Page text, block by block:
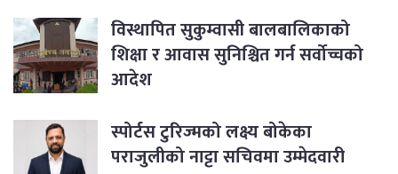
विस्थापित सुकुम्वासी बालबालिकाको
शिक्षा र आवास सुनिश्चित गर्न सर्वोच्चको
आदेश
स्पोर्टस टुरिज्मको लक्ष्य बोकेका
पराजुलीको नाट्टा सचिवमा उम्मेदवारी